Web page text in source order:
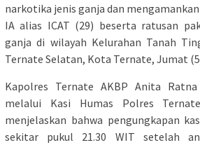
narkotika jenis ganja dan
IA alias ICAT (29) beserta ratusan
ganja di wilayah Kelurahan Tanah
Ternate Selatan, Kota Ternate, Jumat
Kapolres Ternate AKBP Anita Ratna
melalui Kasi Humas Polres
menjelaskan bahwa pengungkapan
sekitar pukul 21.30 WIT setelah